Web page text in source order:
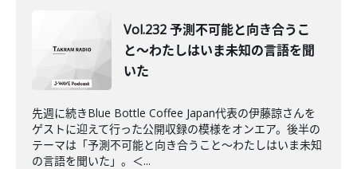
Vol.232 予測不可能と向き合うこ
と〜わたしはいま未知の言語を聞
いた
先週に続きBlue Bottle Coffee Japan代表の伊藤諒さんを
ゲストに迎えて行った公開収録の模様をオンエア。後半の
テーマは「予測不可能と向き合うこと〜わたしはいま未知
の言語を聞いた」。＜...